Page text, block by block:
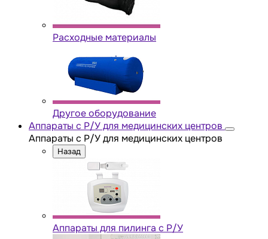
Расходные материалы
Другое оборудование
Аппараты с Р/У для медицинских центров
Аппараты с Р/У для медицинских центров
Назад
Аппараты для пилинга с Р/У